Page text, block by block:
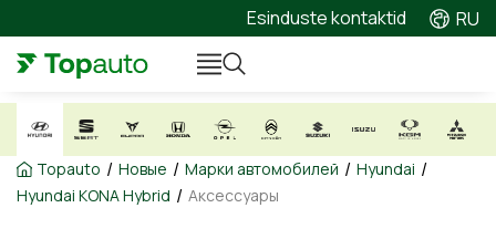
Esinduste kontaktid RU
Topauto / Новые / Марки автомобилей / Hyundai /
Hyundai KONA Hybrid / Аксессуары